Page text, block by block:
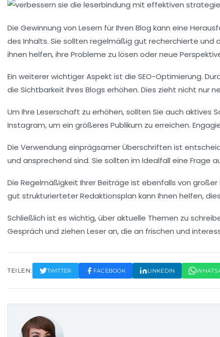
Die Gewinnung von Lesern für Ihren Blog kann eine
des Inhalts. Sie sollten regelmäßig gut recherchierte
ihnen helfen, ihre Probleme zu lösen oder neue
Ein weiterer wichtiger Aspekt ist die SEO-Optimierung.
die Sichtbarkeit Ihres Blogs erhöhen. Dies zieht nicht nur
Um Ihre Leserschaft zu erhöhen, sollten Sie auch aktives
Instagram, um ein größeres Publikum zu erreichen.
Die Verwendung einprägsamer Überschriften ist
und ansprechend sind. Sie sollten im Idealfall eine
Die Regelmäßigkeit Ihrer Beiträge ist ebenfalls von
gut strukturierteterRedaktionsplan kann Ihnen helfen,
Schließlich ist es wichtig, überaktuelle Themen zu
Gespräch und ziehen Leser an, die an frischen und
TEILEN: TWITTER FACEBOOK LINKEDIN